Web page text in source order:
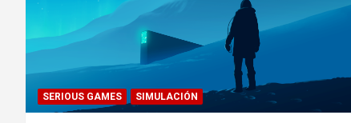
SERIOUS GAMES SIMULACIÓN